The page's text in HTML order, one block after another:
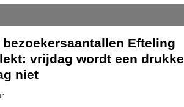
bezoekersaantallen Efteling
vrijdag wordt een drukke
niet